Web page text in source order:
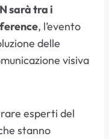
sarà tra i
, l’evento
delle
visiva
esperti del
stanno